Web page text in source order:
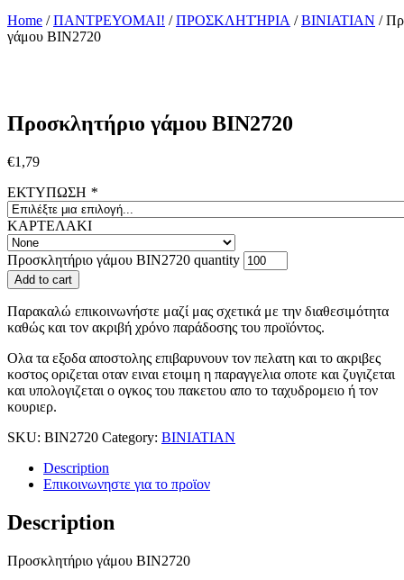
Home /ΠΑΝΤΡΕΥΟΜΑΙ! /ΠΡΟΣΚΛΗΤΉΡΙΑ /BINIATIAN /
γάμου ΒΙΝ2720
Προσκλητήριο γάμου ΒΙΝ2720
€1,79
ΕΚΤΥΠΩΣΗ *
ΚΑΡΤΕΛΑΚΙ
Προσκλητήριο γάμου ΒΙΝ2720 quantity
Add to cart
Παρακαλώ επικοινωνήστε μαζί μας σχετικά με την διαθεσιμότητα
καθώς και τον ακριβή χρόνο παράδοσης του προϊόντος.
Ολα τα εξοδα αποστολης επιβαρυνουν τον πελατη και το ακριβες
κοστος οριζεται οταν ειναι ετοιμη η παραγγελια οποτε και ζυγιζεται
και υπολογιζεται ο ογκος του πακετου απο το ταχυδρομειο ή τον
κουριερ.
SKU: BIN2720 Category: BINIATIAN
Description
Επικοινωνηστε για το προϊoν
Description
Προσκλητήριο γάμου ΒΙΝ2720